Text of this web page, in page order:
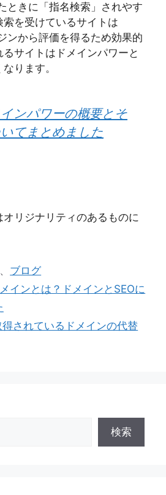
ときに「指名検索」されやす
索を受けているサイトは
ンから評価を得るため効果的
サイトはドメインパワーと
ります。
インパワーの概要とそ
てまとめました
リジナリティのあるものに
、 ブログ
インとは？ドメインとSEOに
されているドメインの代替
検索